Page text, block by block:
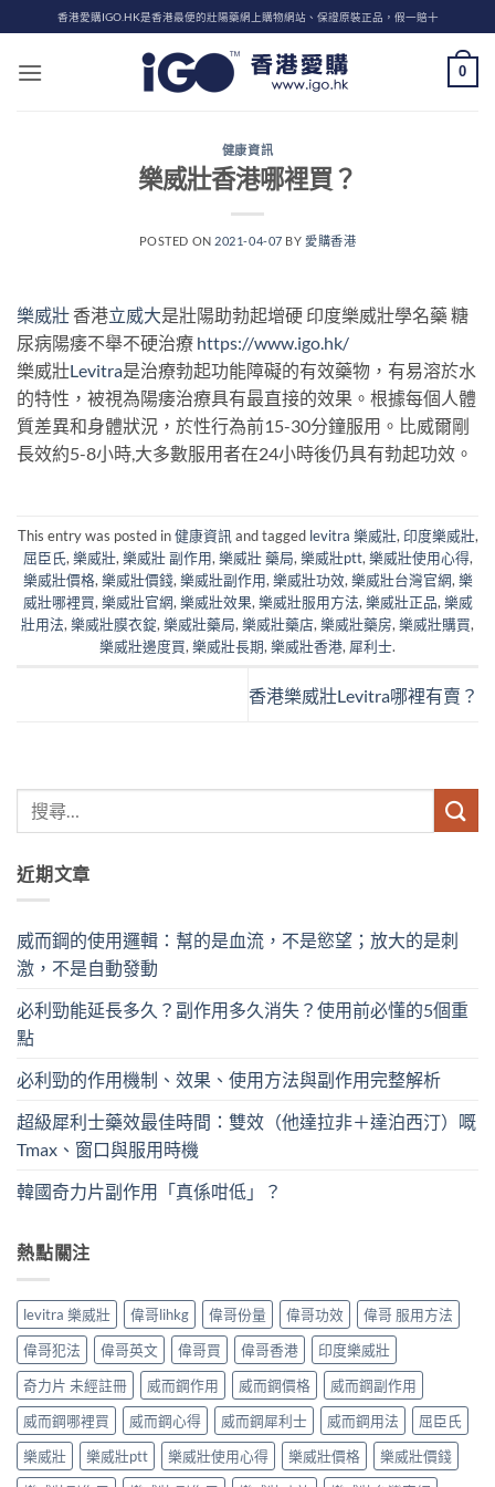
to
content
香港愛購IGO.HK是香港最便的壯陽藥網上購物網站、保證原裝正品，假一賠十
0
健康資訊
樂威壯香港哪裡買？
POSTED ON 2021-04-07 BY愛購香港
樂威壯 香港立威大是壯陽助勃起增硬 印度樂威壯學名藥 糖
尿病陽痿不舉不硬治療 https://www.igo.hk/
樂威壯Levitra是治療勃起功能障礙的有效藥物，有易溶於水
的特性，被視為陽痿治療具有最直接的效果。根據每個人體
質差異和身體狀況，於性行為前15-30分鐘服用。比威爾剛
長效約5-8小時,大多數服用者在24小時後仍具有勃起功效。
This entry was posted in健康資訊 and tagged levitra 樂威壯, 印度樂威壯,
屈臣氏, 樂威壯, 樂威壯 副作用, 樂威壯 藥局, 樂威壯ptt, 樂威壯使用心得,
樂威壯價格, 樂威壯價錢, 樂威壯副作用, 樂威壯功效, 樂威壯台灣官網, 樂
威壯哪裡買, 樂威壯官網, 樂威壯效果, 樂威壯服用方法, 樂威壯正品, 樂威
壯用法, 樂威壯膜衣錠, 樂威壯藥局, 樂威壯藥店, 樂威壯藥房, 樂威壯購買,
樂威壯邊度買, 樂威壯長期, 樂威壯香港, 犀利士.
香港樂威壯Levitra哪裡有賣？
近期文章
威而鋼的使用邏輯：幫的是血流，不是慾望；放大的是刺
激，不是自動發動
必利勁能延長多久？副作用多久消失？使用前必懂的5個重
點
必利勁的作用機制、效果、使用方法與副作用完整解析
超級犀利士藥效最佳時間：雙效（他達拉非＋達泊西汀）嘅
Tmax、窗口與服用時機
韓國奇力片副作用「真係咁低」？
熱點關注
levitra 樂威壯 偉哥lihkg 偉哥份量 偉哥功效
偉哥 服用方法
偉哥犯法
偉哥英文 偉哥買 偉哥香港
印度樂威壯
奇力片 未經註冊
威而鋼作用 威而鋼價格
威而鋼副作用
威而鋼哪裡買
威而鋼心得 威而鋼犀利士 威而鋼用法
屈臣氏
樂威壯
樂威壯ptt 樂威壯使用心得 樂威壯價格
樂威壯價錢